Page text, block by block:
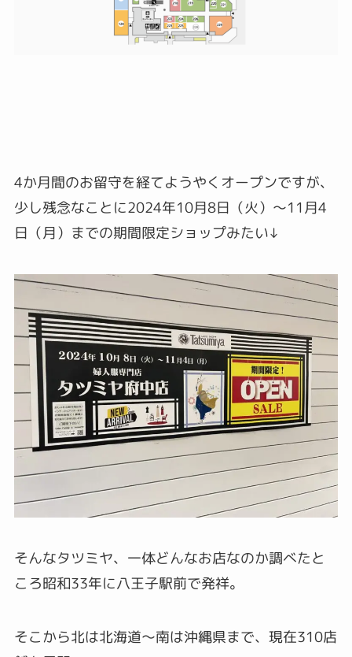
4か月間のお留守を経てようやくオープンですが、
少し残念なことに2024年10月8日（火）～11月4
日（月）までの期間限定ショップみたい↓
そんなタツミヤ、一体どんなお店なのか調べたと
ころ昭和33年に八王子駅前で発祥。
そこから北は北海道～南は沖縄県まで、現在310店